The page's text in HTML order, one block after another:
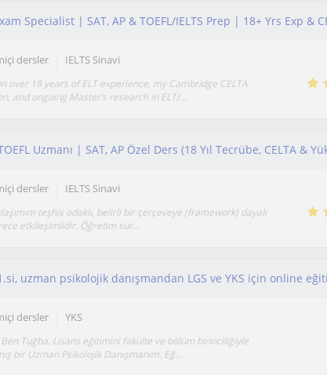
dersler IELTS Sinavi
over 18 years of ELT experience, my Cambridge CELTA
and ongoing Master’s research in ELT/...
dersler IELTS Sinavi
teşhis odaklı, belirli bir çerçeveye (framework) dayalı
etkileşimlidir. Öğretim sür...
dersler YKS
Tuğba. Lisans eğitimini fakülte ve bölüm birinciliğiyle
bir Uzman Psikolojik Danışmanım. Eğ...